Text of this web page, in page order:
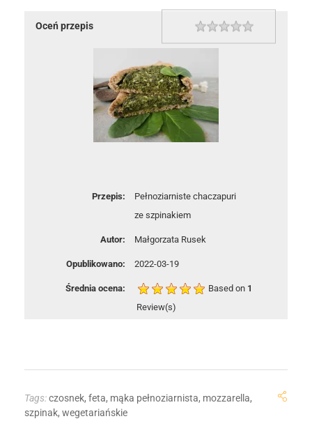
Oceń przepis Rating
1 star
2 stars
3 stars
4 stars
5 stars
Przepis:
Pełnoziarniste chaczapuri
ze szpinakiem
Autor: Małgorzata Rusek
Opublikowano: 2022-03-19
Średnia ocena: Based on 1
Review(s)
Tags:czosnek, feta, mąka pełnoziarnista, mozzarella,
szpinak, wegetariańskie